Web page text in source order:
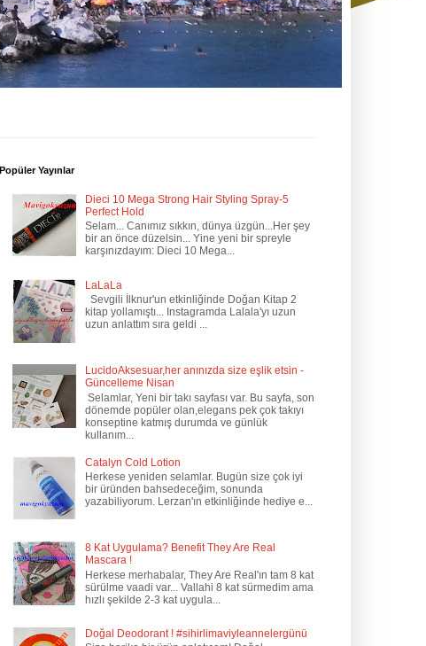
Popüler Yayınlar
Dieci 10 Mega Strong Hair Styling Spray-5
Perfect Hold
Selam... Canımız sıkkın, dünya üzgün...Her şey
bir an önce düzelsin... Yine yeni bir spreyle
karşınızdayım: Dieci 10 Mega...
LaLaLa
Sevgili İlknur'un etkinliğinde Doğan Kitap 2
kitap yollamıştı... Instagramda Lalala'yı uzun
uzun anlattım sıra geldi ...
LucidoAksesuar,her anınızda size eşlik etsin -
Güncelleme Nisan
Selamlar, Yeni bir takı sayfası var. Bu sayfa, son
dönemde popüler olan,elegans pek çok takıyı
konseptine katmış durumda ve günlük
kullanım...
Catalyn Cold Lotion
Herkese yeniden selamlar. Bugün size çok iyi
bir üründen bahsedeceğim, sonunda
yazabiliyorum. Lerzan'ın etkinliğinde hediye e...
8 Kat Uygulama? Benefit They Are Real
Mascara !
Herkese merhabalar, They Are Real'ın tam 8 kat
sürülme vaadi var... Vallahi 8 kat sürmedim ama
hızlı şekilde 2-3 kat uygula...
Doğal Deodorant ! #sihirlimaviyleannelergünü